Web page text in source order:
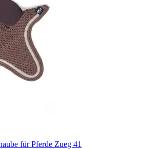
für Pferde Zueg 41